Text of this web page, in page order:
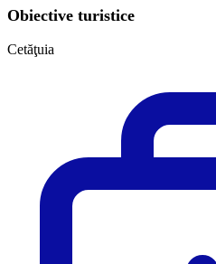
Obiective turistice
Cetăţuia